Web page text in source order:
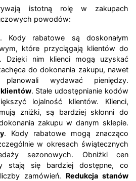
istotną rolę w zakupach
powodów:
. Kody rabatowe są doskonałym
które przyciągają klientów do
Dzięki nim klienci mogą uzyskać
do dokonania zakupu, nawet
wydawać pieniędzy.
. Stałe udostępnianie kodów
lojalność klientów. Klienci,
zniżki, są bardziej skłonni do
zakupu w danym sklepie.
. Kody rabatowe mogą znacząco
w okresach świątecznych
sezonowych. Obniżki cen
stają się bardziej dostępne, co
zamówień. Redukcja stanów